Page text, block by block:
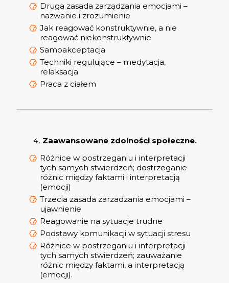
Druga zasada zarządzania emocjami –
nazwanie i zrozumienie
Jak reagować konstruktywnie, a nie
reagować niekonstruktywnie
Samoakceptacja
Techniki regulujące – medytacja,
relaksacja
Praca z ciałem
Zaawansowane zdolności społeczne.
Różnice w postrzeganiu i interpretacji
tych samych stwierdzeń; dostrzeganie
różnic między faktami i interpretacją
(emocji)
Trzecia zasada zarzadzania emocjami –
ujawnienie
Reagowanie na sytuacje trudne
Podstawy komunikacji w sytuacji stresu
Różnice w postrzeganiu i interpretacji
tych samych stwierdzeń; zauważanie
różnic między faktami, a interpretacją
(emocji).